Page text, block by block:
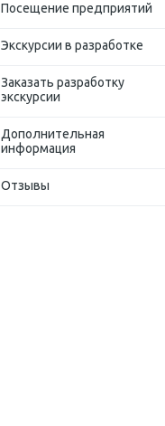
Посещение предприятий
Экскурсии в разработке
Заказать разработку
экскурсии
Дополнительная
информация
Отзывы